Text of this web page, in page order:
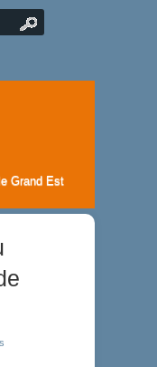
Grand Est